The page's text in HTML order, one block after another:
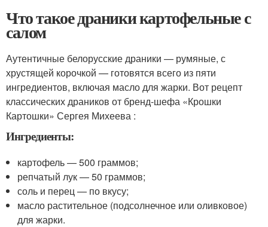
Что такое драники картофельные с
салом
Аутентичные белорусские драники — румяные, с
хрустящей корочкой — готовятся всего из пяти
ингредиентов, включая масло для жарки. Вот рецепт
классических драников от бренд-шефа «Крошки
Картошки» Сергея Михеева :
Ингредиенты:
картофель — 500 граммов;
репчатый лук — 50 граммов;
соль и перец — по вкусу;
масло растительное (подсолнечное или оливковое)
для жарки.